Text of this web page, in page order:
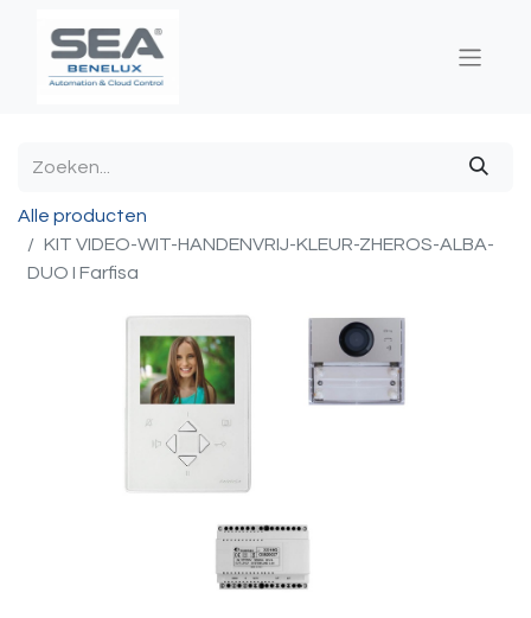
Alle producten
KIT VIDEO-WIT-HANDENVRIJ-KLEUR-ZHEROS-ALBA-
DUO I Farfisa